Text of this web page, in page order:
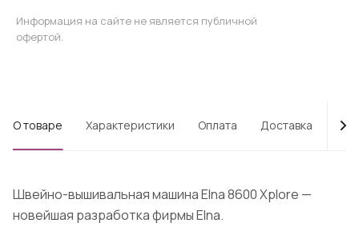
Информация на сайте не является публичной
офертой.
О товаре Характеристики Оплата Доставка
Швейно-вышивальная машина Elna 8600 Xplore —
новейшая разработка фирмы Elna.